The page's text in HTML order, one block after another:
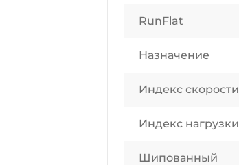
RunFlat
Назначение
Индекс скорости
Индекс нагрузки
Шипованный